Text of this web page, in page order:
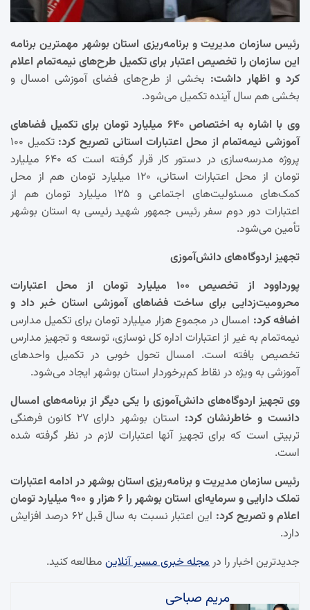
رئیس سازمان مدیریت و برنامه‌ریزی استان بوشهر مهمترین برنامه
این سازمان را تخصیص اعتبار برای تکمیل طرح‌های نیمه‌تمام اعلام
کرد و اظهار داشت: بخشی از طرح‌های فضای آموزشی امسال و
بخشی هم سال آینده تکمیل می‌شود.
وی با اشاره به اختصاص ۶۴۰ میلیارد تومان برای تکمیل فضاهای
آموزشی نیمه‌تمام از محل اعتبارات استانی تصریح کرد:
تکمیل ۱۰۰
پروژه مدرسه‌سازی در دستور کار قرار گرفته است که ۶۴۰ میلیارد
تومان از محل اعتبارات استانی، ۱۲۰ میلیارد تومان هم از محل
کمک‌های مسئولیت‌های اجتماعی و ۱۲۵ میلیارد تومان هم از
اعتبارات دور دوم سفر رئیس جمهور شهید رئیسی به استان بوشهر
تأمین می‌شود.
تجهیز اردوگاه‌های دانش‌آموزی
پورداوود از تخصیص ۱۰۰ میلیارد تومان از محل اعتبارات
محرومیت‌زدایی برای ساخت فضاهای آموزشی استان خبر داد و
اضافه کرد: امسال در مجموع هزار میلیارد تومان برای تکمیل مدارس
نیمه‌تمام به غیر از اعتبارات اداره کل نوسازی، توسعه و تجهیز مدارس
تخصیص یافته است. امسال تحول خوبی در تکمیل واحدهای
آموزشی به ویژه در نقاط کم‌برخوردار استان بوشهر ایجاد می‌شود.
وی تجهیز اردوگاه‌های دانش‌آموزی را یکی دیگر از برنامه‌های امسال
دانست و خاطرنشان کرد:
استان بوشهر دارای ۲۷ کانون فرهنگی
تربیتی است که برای تجهیز آنها اعتبارات لازم در نظر گرفته شده
است.
رئیس سازمان مدیریت و برنامه‌ریزی استان بوشهر در ادامه اعتبارات
تملک دارایی و سرمایه‌ای استان بوشهر را ۶ هزار و ۹۰۰ میلیارد تومان
اعلام و تصریح کرد:
این اعتبار نسبت به سال قبل ۶۲ درصد افزایش
دارد.
جدیدترین اخبار را درمجله خبری مسیر آنلاین مطالعه کنید.
مریم صباحی